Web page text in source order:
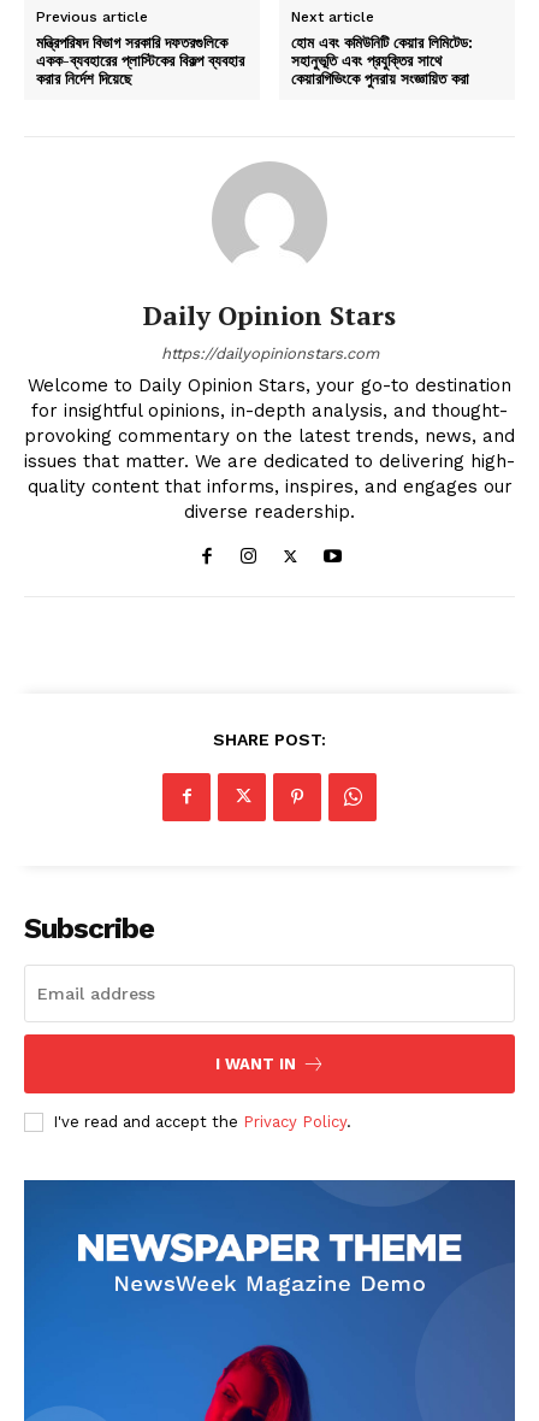
Previous article
মন্ত্রিপরিষদ বিভাগ সরকারি দফতরগুলিকে
একক-ব্যবহারের প্লাস্টিকের বিকল্প ব্যবহার
করার নির্দেশ দিয়েছে
Next article
হোম এবং কমিউনিটি কেয়ার লিমিটেড:
সহানুভূতি এবং প্রযুক্তির সাথে
কেয়ারগিভিংকে পুনরায় সংজ্ঞায়িত করা
Daily Opinion Stars
https://dailyopinionstars.com
Welcome to Daily Opinion Stars, your go-to destination
for insightful opinions, in-depth analysis, and thought-
provoking commentary on the latest trends, news, and
issues that matter. We are dedicated to delivering high-
quality content that informs, inspires, and engages our
diverse readership.
SHARE POST:
Subscribe
I WANT IN
I've read and accept the Privacy Policy.